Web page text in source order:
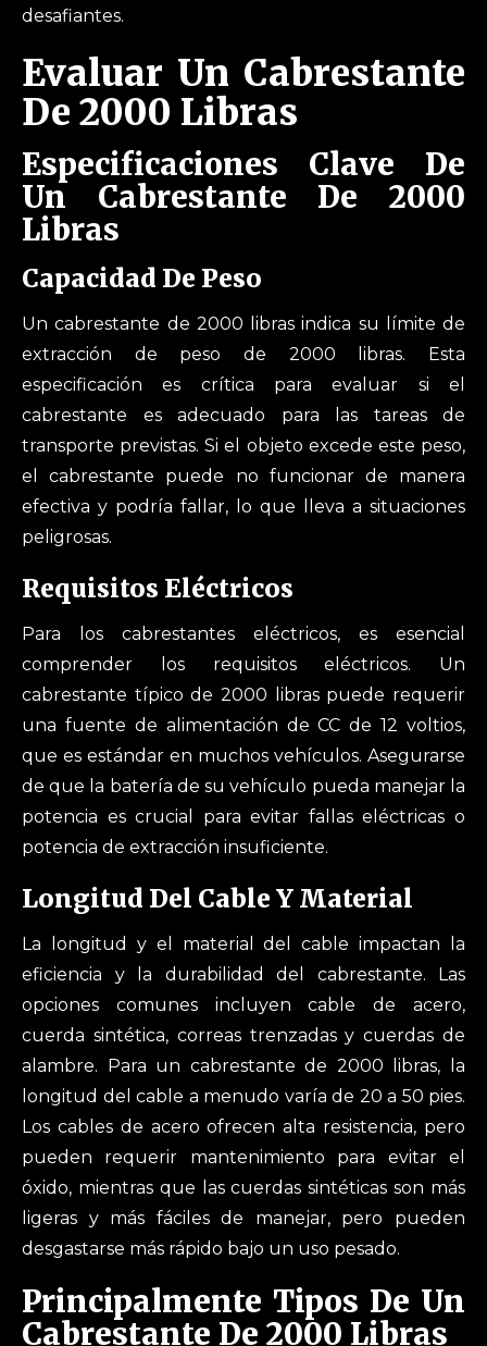
desafiantes.
Evaluar Un Cabrestante
De 2000 Libras
Especificaciones Clave De
Un Cabrestante De 2000
Libras
Capacidad De Peso
Un cabrestante de 2000 libras indica su límite de
extracción de peso de 2000 libras. Esta
especificación es crítica para evaluar si el
cabrestante es adecuado para las tareas de
transporte previstas. Si el objeto excede este peso,
el cabrestante puede no funcionar de manera
efectiva y podría fallar, lo que lleva a situaciones
peligrosas.
Requisitos Eléctricos
Para los cabrestantes eléctricos, es esencial
comprender los requisitos eléctricos. Un
cabrestante típico de 2000 libras puede requerir
una fuente de alimentación de CC de 12 voltios,
que es estándar en muchos vehículos. Asegurarse
de que la batería de su vehículo pueda manejar la
potencia es crucial para evitar fallas eléctricas o
potencia de extracción insuficiente.
Longitud Del Cable Y Material
La longitud y el material del cable impactan la
eficiencia y la durabilidad del cabrestante. Las
opciones comunes incluyen cable de acero,
cuerda sintética, correas trenzadas y cuerdas de
alambre. Para un cabrestante de 2000 libras, la
longitud del cable a menudo varía de 20 a 50 pies.
Los cables de acero ofrecen alta resistencia, pero
pueden requerir mantenimiento para evitar el
óxido, mientras que las cuerdas sintéticas son más
ligeras y más fáciles de manejar, pero pueden
desgastarse más rápido bajo un uso pesado.
Principalmente Tipos De Un
Cabrestante De 2000 Libras